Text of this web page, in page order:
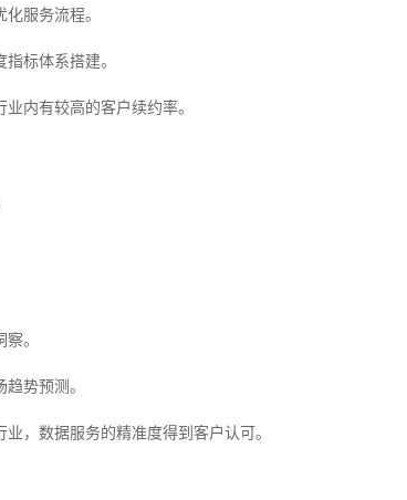
服务流程。
标体系搭建。
内有较高的客户续约率。
。
势预测。
，数据服务的精准度得到客户认可。